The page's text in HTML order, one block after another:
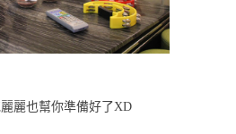
麗也幫你準備好了XD